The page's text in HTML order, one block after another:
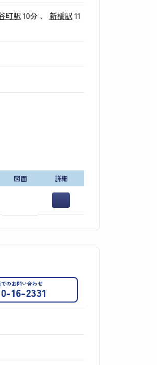
町駅10分 、 新橋駅11
図面 詳細
でのお問い合わせ
16-2331